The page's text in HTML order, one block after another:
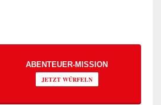
ABENTEUER-MISSION
JETZT WÜRFELN